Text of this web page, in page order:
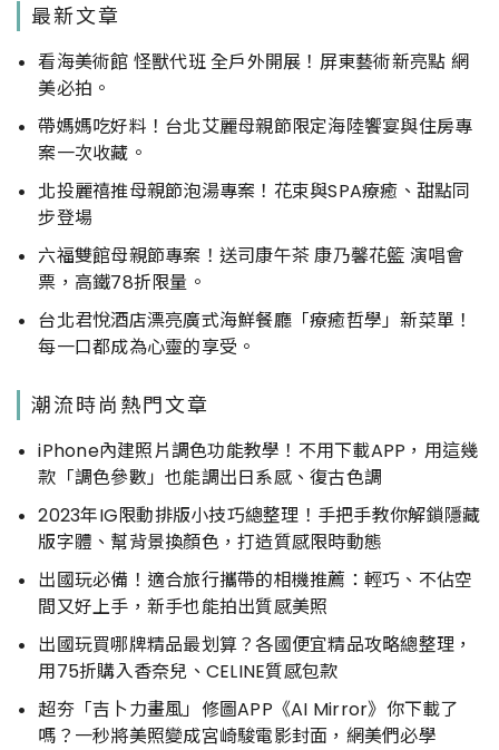
最新文章
看海美術館 怪獸代班 全戶外開展！屏東藝術新亮點 網
美必拍。
帶媽媽吃好料！台北艾麗母親節限定海陸饗宴與住房專
案一次收藏。
北投麗禧推母親節泡湯專案！花束與SPA療癒、甜點同
步登場
六福雙館母親節專案！送司康午茶 康乃馨花籃 演唱會
票，高鐵78折限量。
台北君悅酒店漂亮廣式海鮮餐廳「療癒哲學」新菜單！
每一口都成為心靈的享受。
潮流時尚熱門文章
iPhone內建照片調色功能教學！不用下載APP，用這幾
款「調色參數」也能調出日系感、復古色調
2023年IG限動排版小技巧總整理！手把手教你解鎖隱藏
版字體、幫背景換顏色，打造質感限時動態
出國玩必備！適合旅行攜帶的相機推薦：輕巧、不佔空
間又好上手，新手也能拍出質感美照
出國玩買哪牌精品最划算？各國便宜精品攻略總整理，
用75折購入香奈兒、CELINE質感包款
超夯「吉卜力畫風」修圖APP《AI Mirror》你下載了
嗎？一秒將美照變成宮崎駿電影封面，網美們必學